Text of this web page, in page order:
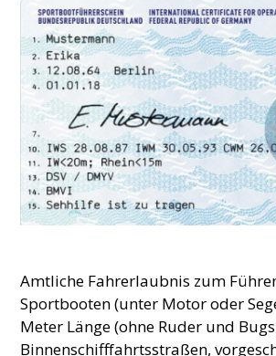
Amtliche Fahrerlaubnis zum
Sportbooten (unter Motor oder
Meter Länge (ohne Ruder und
Binnenschifffahrtsstraßen,